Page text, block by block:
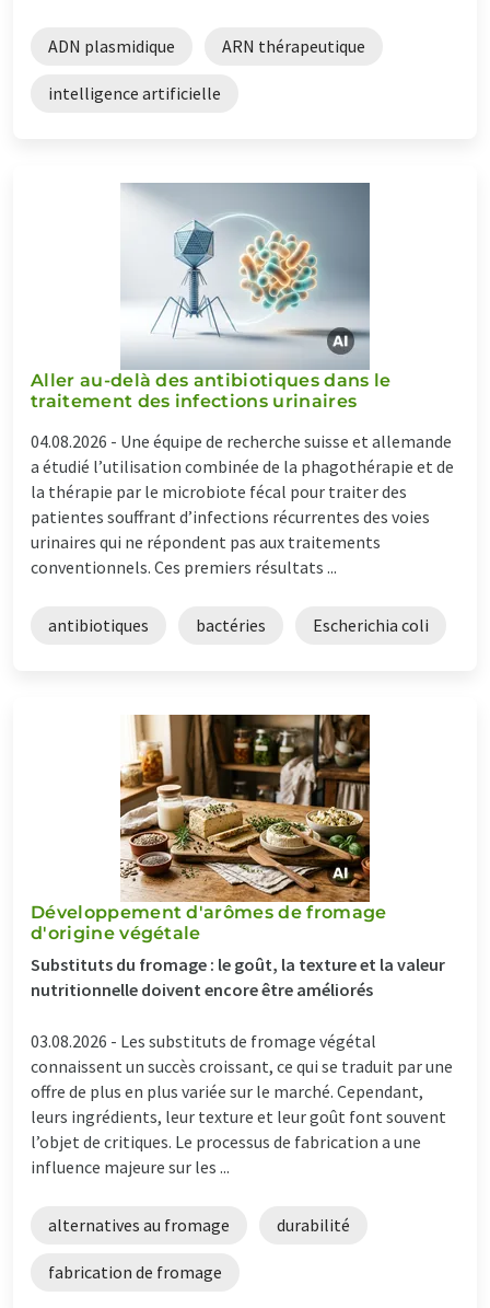
ADN plasmidique ARN thérapeutique
intelligence artificielle
Aller au-delà des antibiotiques dans le
traitement des infections urinaires
04.08.2026 - Une équipe de recherche suisse et allemande
a étudié l’utilisation combinée de la phagothérapie et de
la thérapie par le microbiote fécal pour traiter des
patientes souffrant d’infections récurrentes des voies
urinaires qui ne répondent pas aux traitements
conventionnels. Ces premiers résultats ...
antibiotiques bactéries Escherichia coli
Développement d'arômes de fromage
d'origine végétale
Substituts du fromage : le goût, la texture et la valeur
nutritionnelle doivent encore être améliorés
03.08.2026 - Les substituts de fromage végétal
connaissent un succès croissant, ce qui se traduit par une
offre de plus en plus variée sur le marché. Cependant,
leurs ingrédients, leur texture et leur goût font souvent
l’objet de critiques. Le processus de fabrication a une
influence majeure sur les ...
alternatives au fromage durabilité
fabrication de fromage